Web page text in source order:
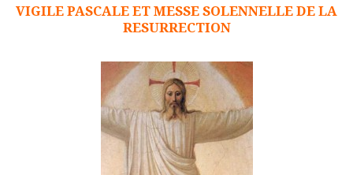
VIGILE PASCALE ET MESSE SOLENNELLE DE LA
RESURRECTION